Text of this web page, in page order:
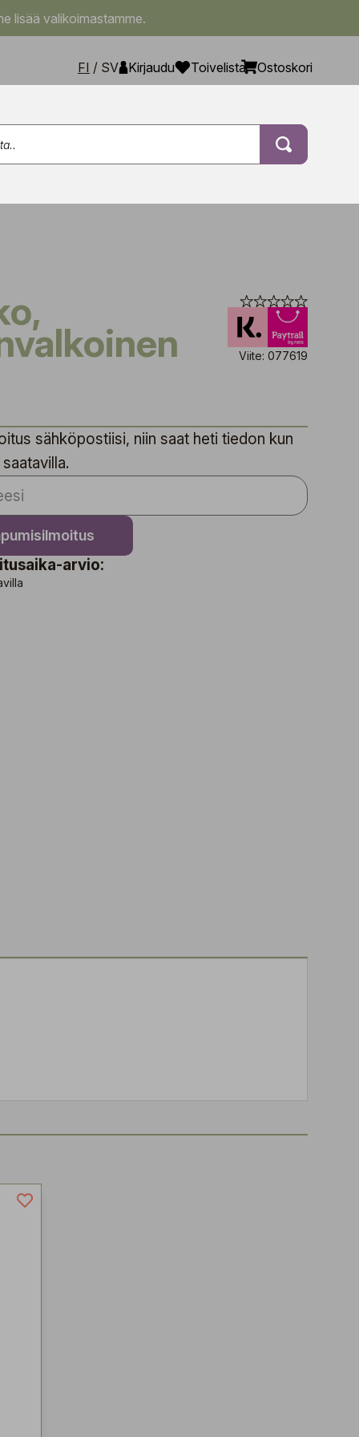
lisää valikoimastamme.
FI / SV Kirjaudu Toivelista Ostoskori
Viite: 077619
sähköpostiisi, niin saat heti tiedon kun
arvio: